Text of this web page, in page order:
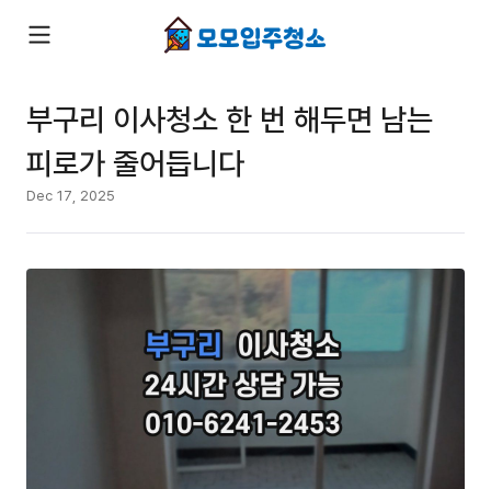
부구리 이사청소 한 번 해두면 남는
피로가 줄어듭니다
Dec 17, 2025